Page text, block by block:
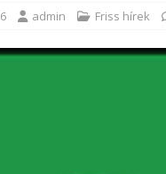
admin Friss hírek